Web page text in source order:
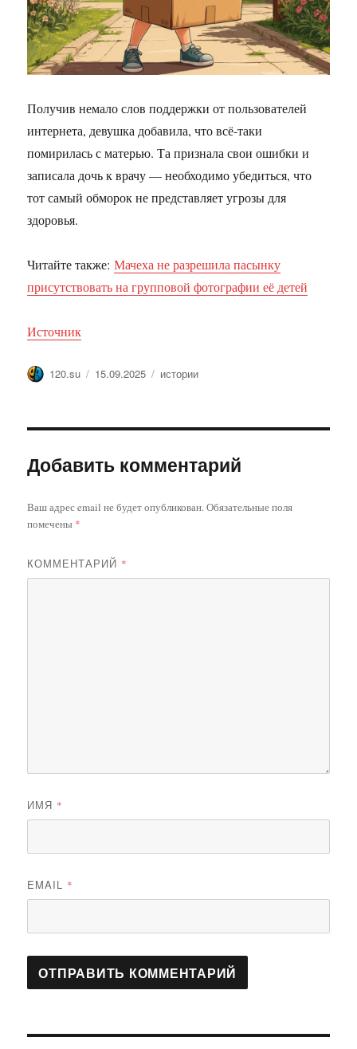
Получив немало слов поддержки от пользователей
интернета, девушка добавила, что всё-таки
помирилась с матерью. Та признала свои ошибки и
записала дочь к врачу — необходимо убедиться, что
тот самый обморок не представляет угрозы для
здоровья.
Читайте также:Мачеха не разрешила пасынку
присутствовать на групповой фотографии её детей
Источник
Автор
120.su Опубликовано
15.09.2025 Метки
истории
Добавить комментарий
Ваш адрес email не будет опубликован.Обязательные поля
помечены *
КОММЕНТАРИЙ *
ИМЯ *
EMAIL *